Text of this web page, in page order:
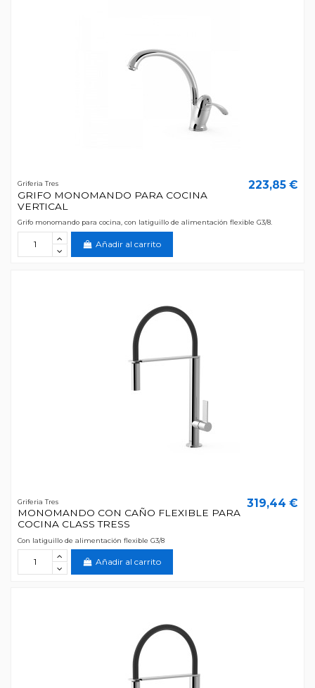
Griferia Tres
GRIFO MONOMANDO PARA COCINA
VERTICAL
223,85 €
Grifo monomando para cocina, con latiguillo de alimentación flexible G3/8.
Añadir al carrito
Griferia Tres
MONOMANDO CON CAÑO FLEXIBLE PARA
COCINA CLASS TRESS
319,44 €
Con latiguillo de alimentación flexible G3/8
Añadir al carrito